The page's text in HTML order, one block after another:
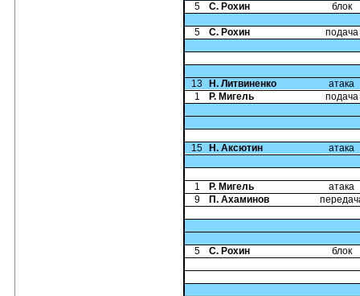
5 С. Рохин блок
5 С. Рохин подача
13 Н. Литвиненко
атака
1
Р. Мигель подача
15 Н. Аксютин атака
1 Р. Мигель
атака
9
П. Ахаминов
5 С. Рохин блок